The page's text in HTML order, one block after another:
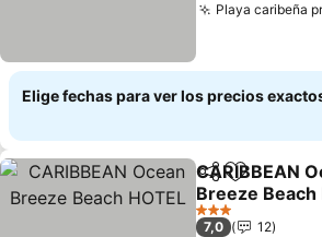
Playa caribeña
Elige fechas para ver los precios
CompartirAgregar a
CARIBBEAN
Breeze Beach
Ver precios
3 Estrellas
7,0
12